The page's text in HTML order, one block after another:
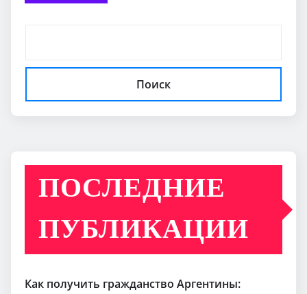
Поиск
ПОСЛЕДНИЕ
ПУБЛИКАЦИИ
Как получить гражданство Аргентины: